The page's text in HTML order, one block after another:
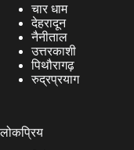
चार धाम
देहरादून
नैनीताल
उत्तरकाशी
पिथौरागढ़
रुद्रप्रयाग
लोकप्रिय